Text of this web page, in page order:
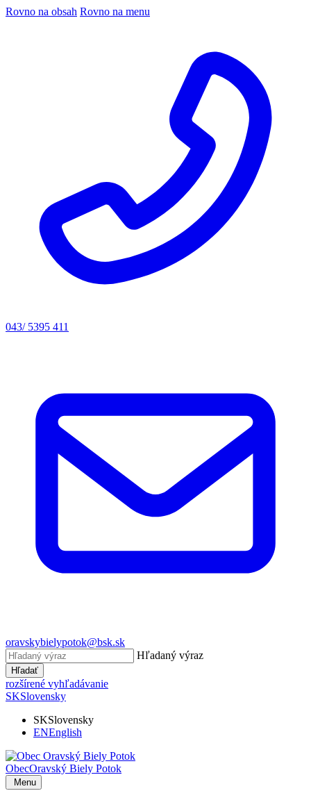
Rovno na obsah Rovno na menu
043/ 5395 411
oravskybielypotok@bsk.sk
Hľadaný výraz
Hľadať
rozšírené vyhľadávanie
SKSlovensky
SKSlovensky
ENEnglish
ObecOravský Biely Potok
Menu